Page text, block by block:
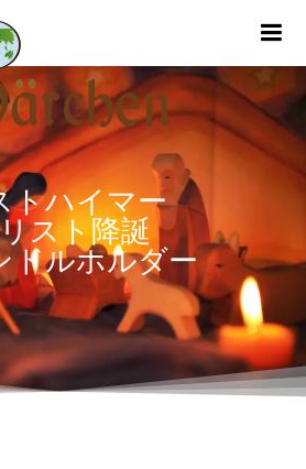
トハイマー
スト降誕
ドルホルダー